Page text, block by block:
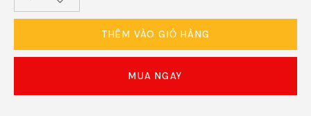
THÊM VÀO GIỎ HÀNG
MUA NGAY